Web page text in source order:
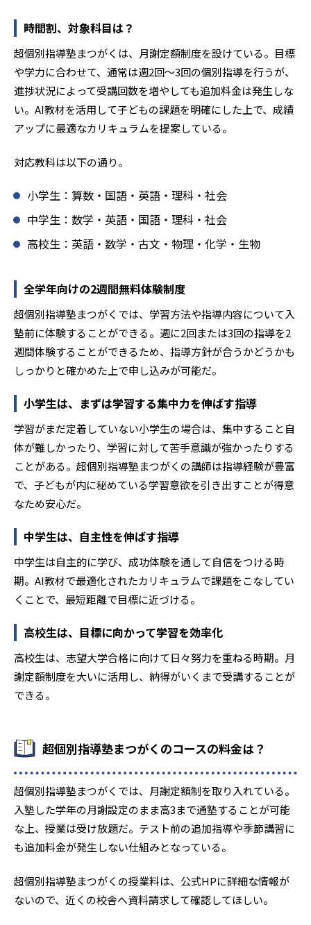
時間割、対象科目は？
超個別指導塾まつがくは、月謝定額制度を設けている。目標
や学力に合わせて、通常は週2回〜3回の個別指導を行うが、
進捗状況によって受講回数を増やしても追加料金は発生しな
い。AI教材を活用して子どもの課題を明確にした上で、成績
アップに最適なカリキュラムを提案している。
対応教科は以下の通り。
小学生：算数・国語・英語・理科・社会
中学生：数学・英語・国語・理科・社会
高校生：英語・数学・古文・物理・化学・生物
全学年向けの2週間無料体験制度
超個別指導塾まつがくでは、学習方法や指導内容について入
塾前に体験することができる。週に2回または3回の指導を2
週間体験することができるため、指導方針が合うかどうかも
しっかりと確かめた上で申し込みが可能だ。
小学生は、まずは学習する集中力を伸ばす指導
学習がまだ定着していない小学生の場合は、集中すること自
体が難しかったり、学習に対して苦手意識が強かったりする
ことがある。超個別指導塾まつがくの講師は指導経験が豊富
で、子どもが内に秘めている学習意欲を引き出すことが得意
なため安心だ。
中学生は、自主性を伸ばす指導
中学生は自主的に学び、成功体験を通して自信をつける時
期。AI教材で最適化されたカリキュラムで課題をこなしてい
くことで、最短距離で目標に近づける。
高校生は、目標に向かって学習を効率化
高校生は、志望大学合格に向けて日々努力を重ねる時期。月
謝定額制度を大いに活用し、納得がいくまで受講することが
できる。
超個別指導塾まつがくのコースの料金は？
超個別指導塾まつがくでは、月謝定額制を取り入れている。
入塾した学年の月謝設定のまま高3まで通塾することが可能
な上、授業は受け放題だ。テスト前の追加指導や季節講習に
も追加料金が発生しない仕組みとなっている。
超個別指導塾まつがくの授業料は、公式HPに詳細な情報が
ないので、近くの校舎へ資料請求して確認してほしい。